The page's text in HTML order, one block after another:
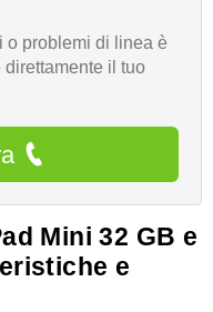
o problemi di linea è
il tuo
Mini 32 GB e
e